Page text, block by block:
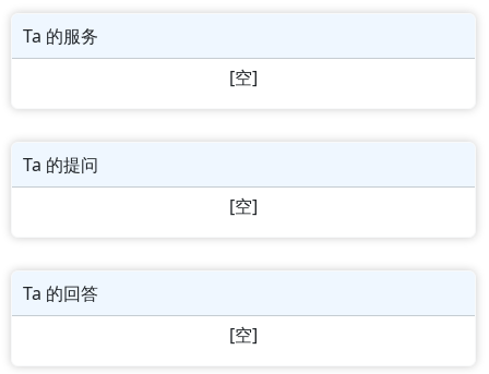
Ta 的服务
[空]
Ta 的提问
[空]
Ta 的回答
[空]